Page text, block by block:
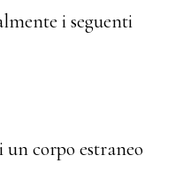
i seguenti
un corpo estraneo